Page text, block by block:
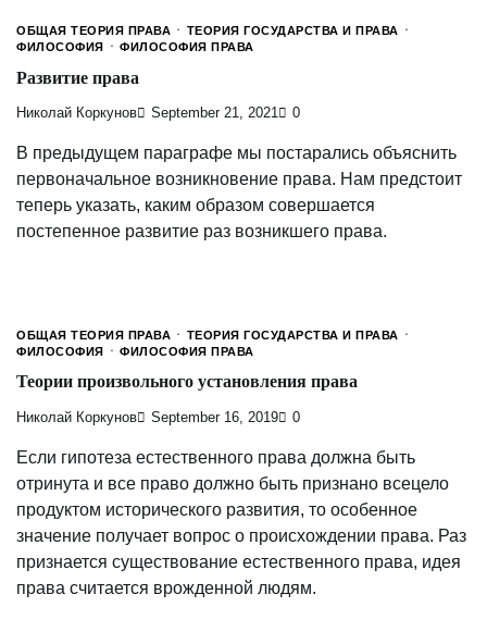
ОБЩАЯ ТЕОРИЯ ПРАВА
ТЕОРИЯ ГОСУДАРСТВА И ПРАВА
ФИЛОСОФИЯ
ФИЛОСОФИЯ ПРАВА
Развитие права
Николай Коркунов September 21, 2021 0
В предыдущем параграфе мы постарались объяснить
первоначальное возникновение права. Нам предстоит
теперь указать, каким образом совершается
постепенное развитие раз возникшего права.
ОБЩАЯ ТЕОРИЯ ПРАВА
ТЕОРИЯ ГОСУДАРСТВА И ПРАВА
ФИЛОСОФИЯ
ФИЛОСОФИЯ ПРАВА
Теории произвольного установления права
Николай Коркунов September 16, 2019 0
Если гипотеза естественного права должна быть
отринута и все право должно быть признано всецело
продуктом исторического развития, то особенное
значение получает вопрос о происхождении права. Раз
признается существование естественного права, идея
права считается врожденной людям.